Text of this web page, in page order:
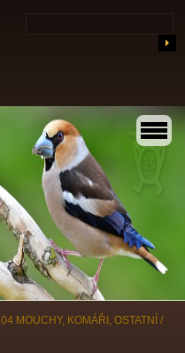
04 MOUCHY, KOMÁŘI, OSTATNÍ /